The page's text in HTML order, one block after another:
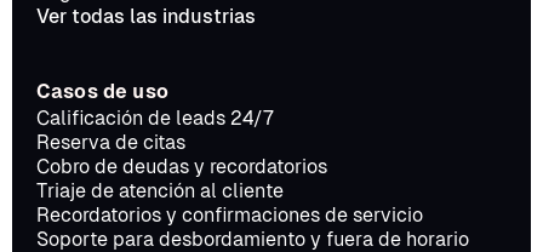
Ver todas las industrias
Casos de uso
Calificación de leads 24/7
Reserva de citas
Cobro de deudas y recordatorios
Triaje de atención al cliente
Recordatorios y confirmaciones de servicio
Soporte para desbordamiento y fuera de horario